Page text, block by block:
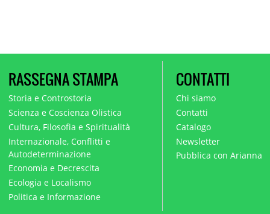
RASSEGNA STAMPA
Storia e Controstoria
Scienza e Coscienza Olistica
Cultura, Filosofia e Spiritualità
Internazionale, Conflitti e
Autodeterminazione
Economia e Decrescita
Ecologia e Localismo
Politica e Informazione
CONTATTI
Chi siamo
Contatti
Catalogo
Newsletter
Pubblica con Arianna